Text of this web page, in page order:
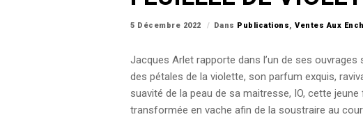
5 Décembre 2022 Dans Publications, Ventes Aux
Jacques Arlet rapporte dans l’un de ses ouvrages
des pétales de la violette, son parfum exquis,
suavité de la peau de sa maitresse, IO, cette
transformée en vache afin de la soustraire au